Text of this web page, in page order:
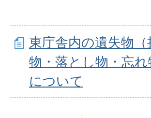
東庁舎内の遺失物（
物・落とし物・忘れ
について